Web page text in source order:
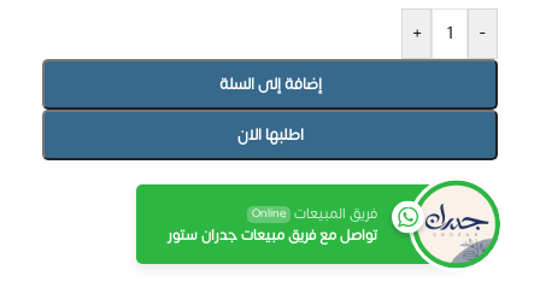
-
+
إضافة إلى السلة
اطلبها الان
فريق المبيعات Online
تواصل مع فريق مبيعات جدران ستور